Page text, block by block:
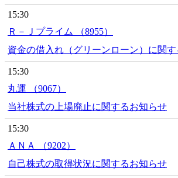
15:30
Ｒ－Ｊプライム （8955）
資金の借入れ（グリーンローン）に関
15:30
丸運 （9067）
当社株式の上場廃止に関するお知らせ
15:30
ＡＮＡ （9202）
自己株式の取得状況に関するお知らせ